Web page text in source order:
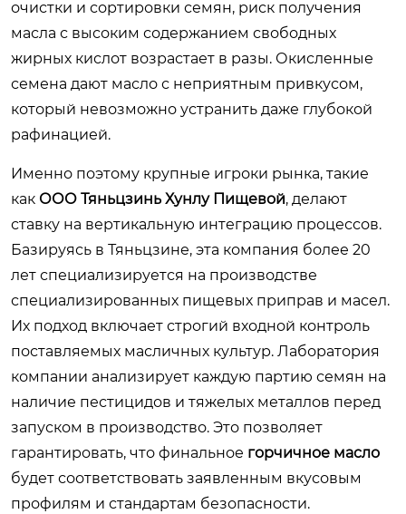
очистки и сортировки семян, риск получения
масла с высоким содержанием свободных
жирных кислот возрастает в разы. Окисленные
семена дают масло с неприятным привкусом,
который невозможно устранить даже глубокой
рафинацией.
Именно поэтому крупные игроки рынка, такие
как ООО Тяньцзинь Хунлу Пищевой, делают
ставку на вертикальную интеграцию процессов.
Базируясь в Тяньцзине, эта компания более 20
лет специализируется на производстве
специализированных пищевых приправ и масел.
Их подход включает строгий входной контроль
поставляемых масличных культур. Лаборатория
компании анализирует каждую партию семян на
наличие пестицидов и тяжелых металлов перед
запуском в производство. Это позволяет
гарантировать, что финальное горчичное масло
будет соответствовать заявленным вкусовым
профилям и стандартам безопасности.